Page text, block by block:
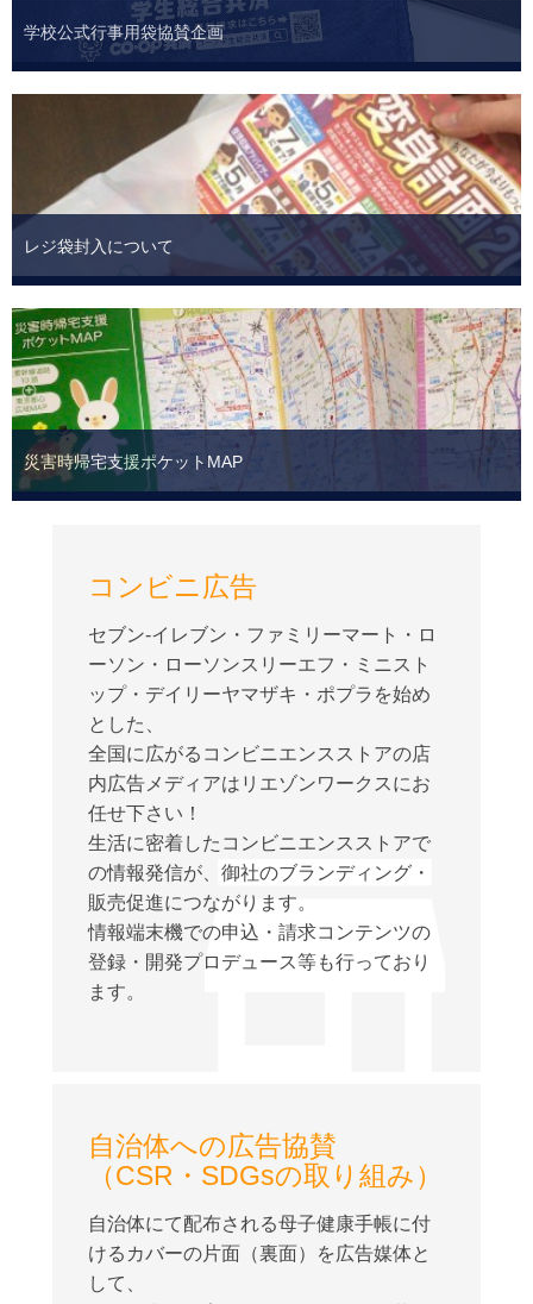
学校公式行事用袋協賛企画
詳しくはこちら
レジ袋封入について
詳しくはこちら
災害時帰宅支援ポケットMAP
コンビニ広告
セブン-イレブン・ファミリーマート・ロ
ーソン・ローソンスリーエフ・ミニスト
ップ・デイリーヤマザキ・ポプラを始め
とした、
全国に広がるコンビニエンスストアの店
内広告メディアはリエゾンワークスにお
任せ下さい！
生活に密着したコンビニエンスストアで
の情報発信が、御社のブランディング・
販売促進につながります。
情報端末機での申込・請求コンテンツの
登録・開発プロデュース等も行っており
ます。
自治体への広告協賛
（CSR・SDGsの取り組み）
自治体にて配布される母子健康手帳に付
けるカバーの片面（裏面）を広告媒体と
して、